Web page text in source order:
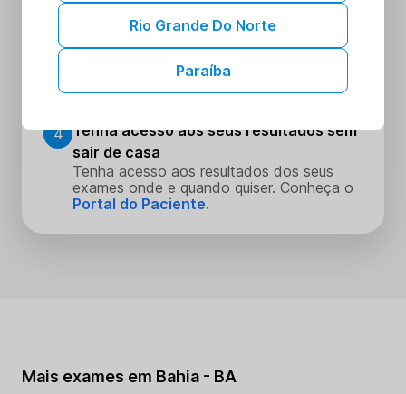
Escolha o dia e hora que melhor se
encaixe na sua rotina
Faça seus procedimentos na unidade
escolhida
4 Tenha acesso aos seus resultados sem
sair de casa
Tenha acesso aos resultados dos seus
exames onde e quando quiser. Conheça o
Portal do Paciente.
Mais exames em Bahia - BA
Rio Grande Do Norte
Paraíba